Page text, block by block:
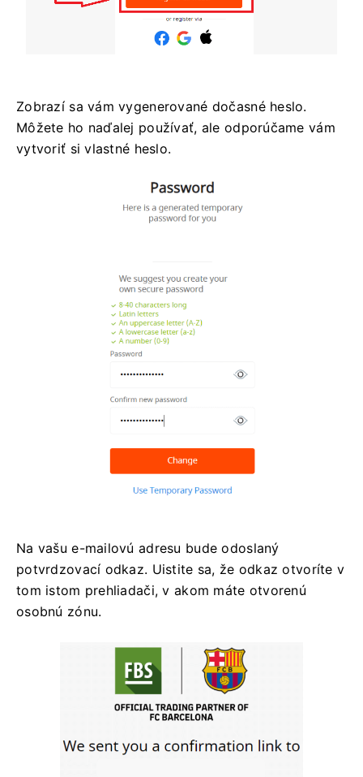
Zobrazí sa vám vygenerované dočasné heslo.
Môžete ho naďalej používať, ale odporúčame vám
vytvoriť si vlastné heslo.
Na vašu e-mailovú adresu bude odoslaný
potvrdzovací odkaz. Uistite sa, že odkaz otvoríte v
tom istom prehliadači, v akom máte otvorenú
osobnú zónu.